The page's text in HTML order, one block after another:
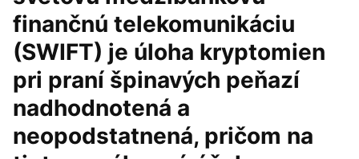
finančnú telekomunikáciu
(SWIFT) je úloha kryptomien
pri praní špinavých peňazí
nadhodnotená a
neopodstatnená, pričom na